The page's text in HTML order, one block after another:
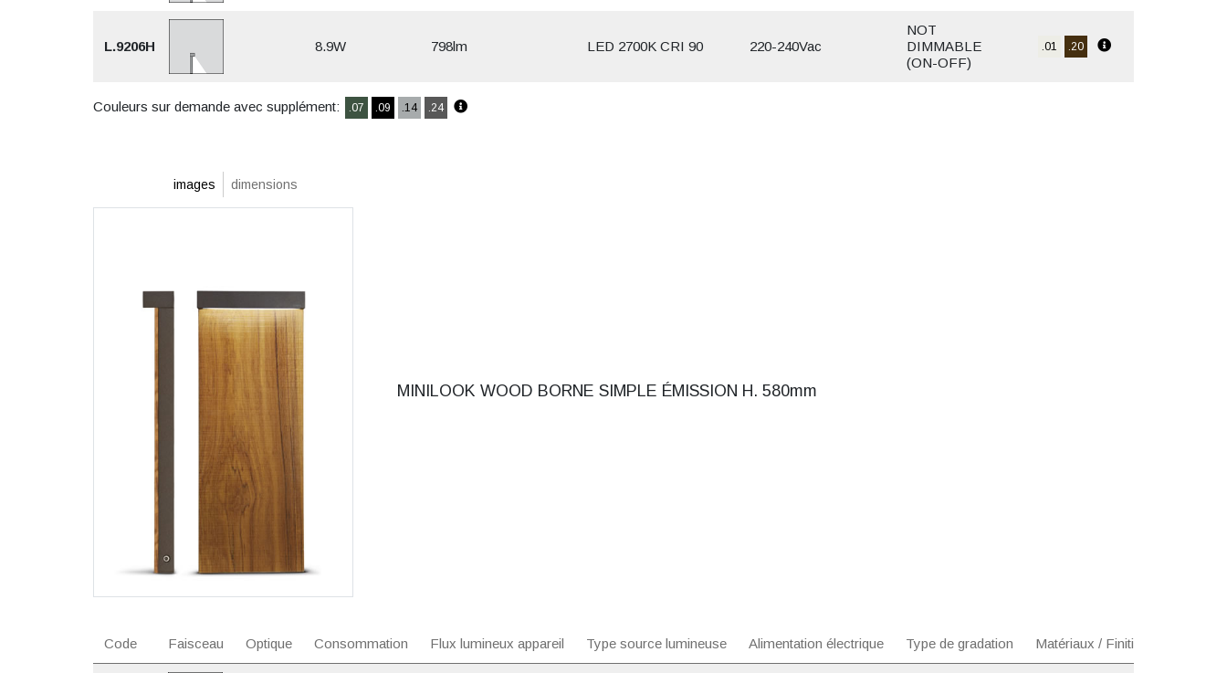
L.9206H 8.9W 798lm LED 2700K CRI 90 220-240Vac
NOT
DIMMABLE
(ON-OFF)
.01 .20
Couleurs sur demande avec supplément: .07 .09 .14 .24
images dimensions
MINILOOK WOOD BORNE SIMPLE ÉMISSION H. 580mm
Code Faisceau Optique Consommation Flux lumineux appareil Type source lumineuse Alimentation électrique Type de gradation Matériaux / Finition